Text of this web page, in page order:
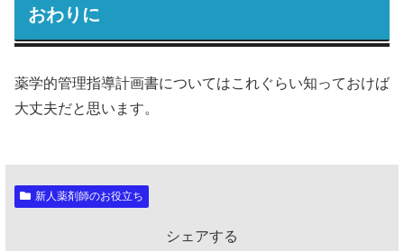
おわりに
薬学的管理指導計画書についてはこれぐらい知っておけば
大丈夫だと思います。
新人薬剤師のお役立ち
シェアする